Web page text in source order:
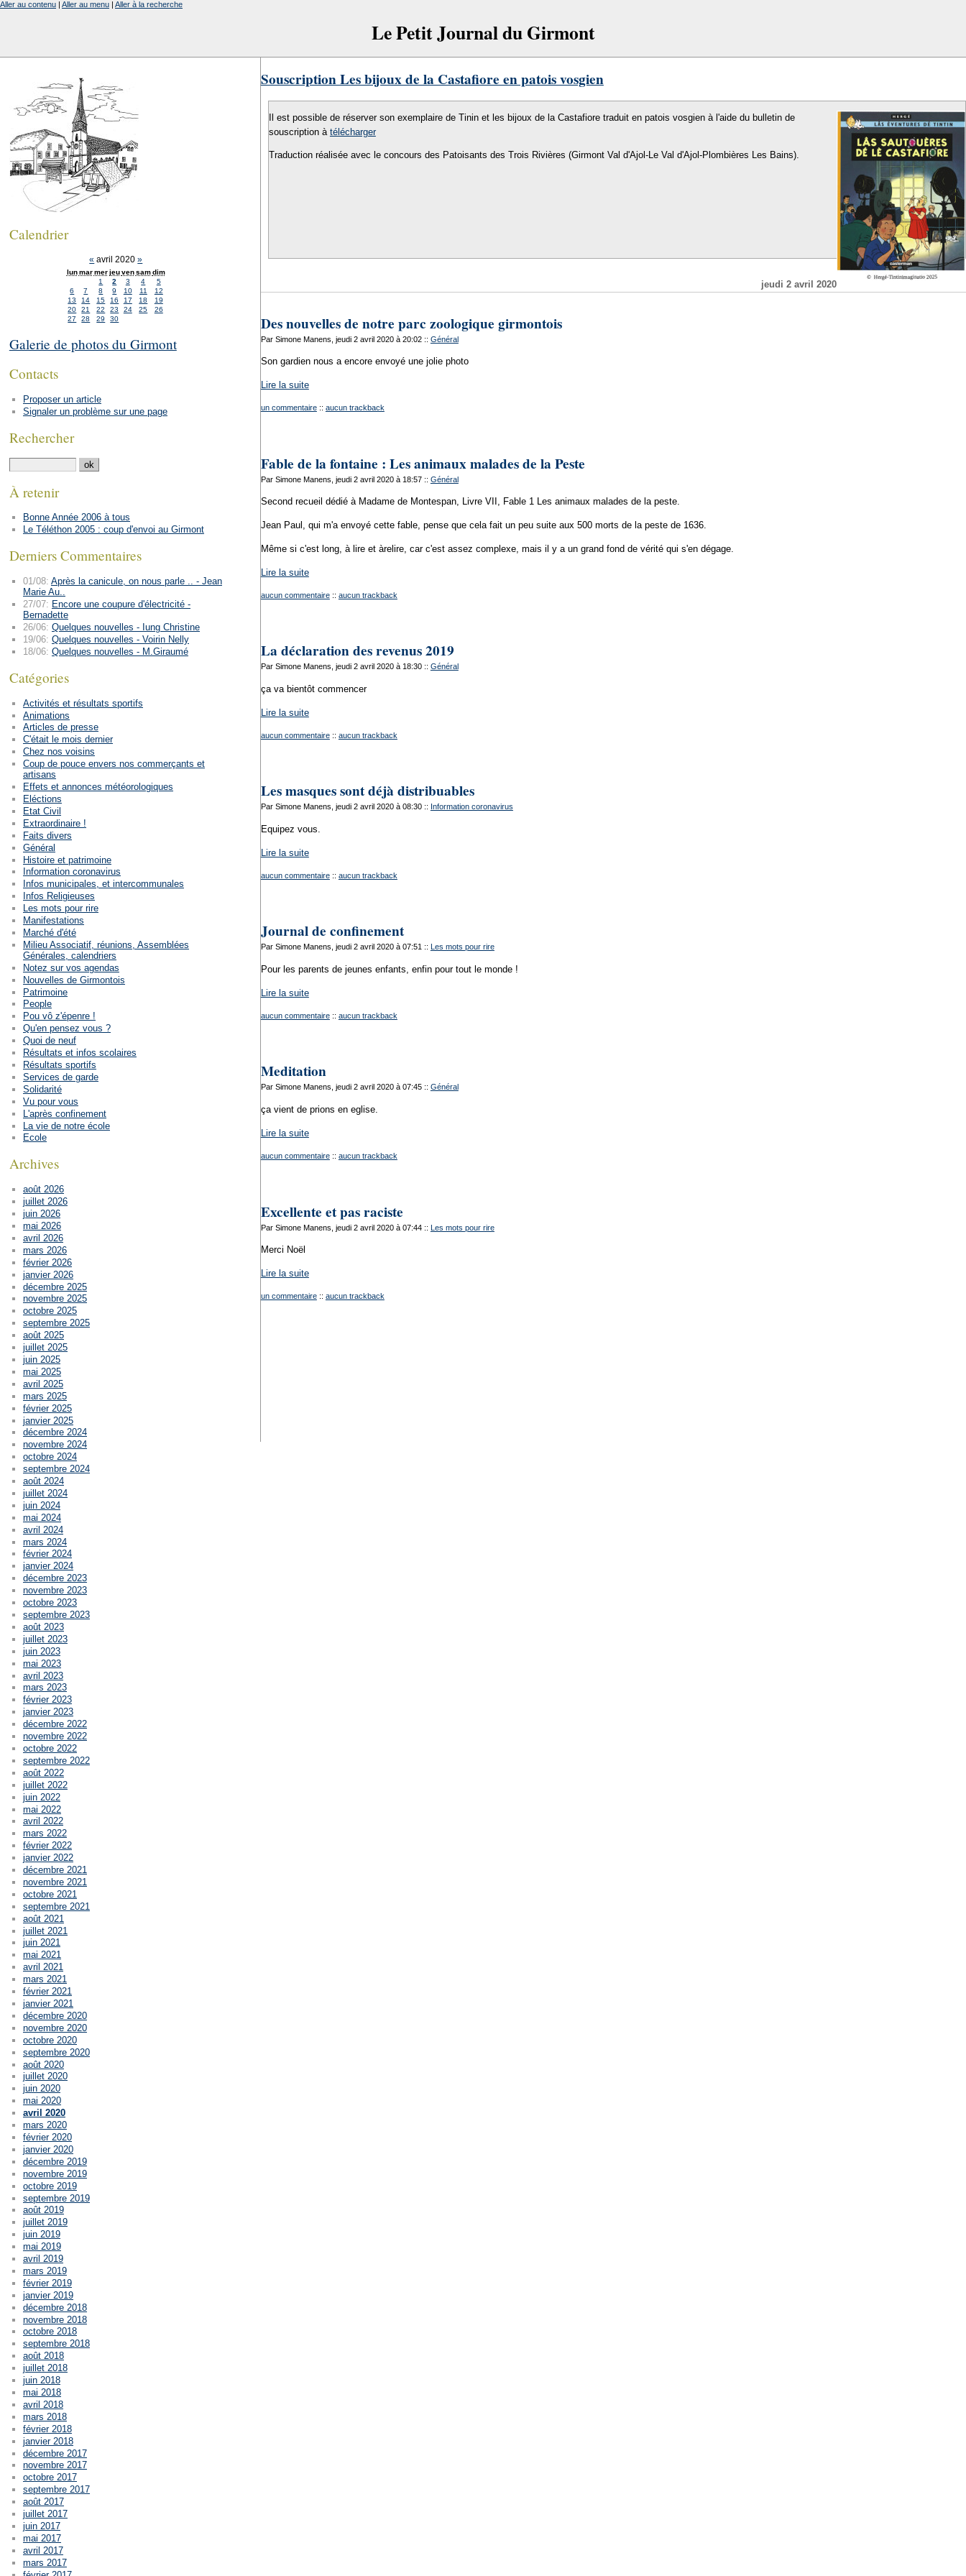
Le Petit Journal du Girmont
Aller au contenu | Aller au menu | Aller à la recherche
Souscription Les bijoux de la Castafiore en patois vosgien
Il est possible de réserver son exemplaire de Tinin et les bijoux de la Castafiore traduit en patois vosgien à l'aide du bulletin de
souscription à télécharger
Traduction réalisée avec le concours des Patoisants des Trois Rivières (Girmont Val d'Ajol-Le Val d'Ajol-Plombières Les Bains).
jeudi 2 avril 2020
Des nouvelles de notre parc zoologique girmontois
Par Simone Manens, jeudi 2 avril 2020 à 20:02 :: Général
Son gardien nous a encore envoyé une jolie photo
Lire la suite
un commentaire :: aucun trackback
Fable de la fontaine : Les animaux malades de la Peste
Par Simone Manens, jeudi 2 avril 2020 à 18:57 :: Général
Second recueil dédié à Madame de Montespan, Livre VII, Fable 1 Les animaux malades de la peste.
Jean Paul, qui m'a envoyé cette fable, pense que cela fait un peu suite aux 500 morts de la peste de 1636.
Même si c'est long, à lire et àrelire, car c'est assez complexe, mais il y a un grand fond de vérité qui s'en dégage.
Lire la suite
aucun commentaire :: aucun trackback
La déclaration des revenus 2019
Par Simone Manens, jeudi 2 avril 2020 à 18:30 :: Général
ça va bientôt commencer
Lire la suite
aucun commentaire :: aucun trackback
Les masques sont déjà distribuables
Par Simone Manens, jeudi 2 avril 2020 à 08:30 :: Information coronavirus
Equipez vous.
Lire la suite
aucun commentaire :: aucun trackback
Journal de confinement
Par Simone Manens, jeudi 2 avril 2020 à 07:51 :: Les mots pour rire
Pour les parents de jeunes enfants, enfin pour tout le monde !
Lire la suite
aucun commentaire :: aucun trackback
Meditation
Par Simone Manens, jeudi 2 avril 2020 à 07:45 :: Général
ça vient de prions en eglise.
Lire la suite
aucun commentaire :: aucun trackback
Excellente et pas raciste
Par Simone Manens, jeudi 2 avril 2020 à 07:44 :: Les mots pour rire
Merci Noël
Lire la suite
un commentaire :: aucun trackback
Calendrier
« avril 2020»
lun mar mer jeu ven sam dim
1
2 3 4
5
6
7 8 9 10 11
12
13
14 15 16 17 18
19
20
21 22 23 24 25
26
27
28 29 30
Galerie de photos du Girmont
Contacts
Proposer un article
Signaler un problème sur une page
Rechercher
À retenir
Bonne Année 2006 à tous
Le Téléthon 2005 : coup d'envoi au Girmont
Derniers Commentaires
01/08: Après la canicule, on nous parle .. - Jean
Marie Au..
27/07: Encore une coupure d'électricité -
Bernadette
26/06: Quelques nouvelles - Iung Christine
19/06: Quelques nouvelles - Voirin Nelly
18/06: Quelques nouvelles - M.Giraumé
Catégories
Activités et résultats sportifs
Animations
Articles de presse
C'était le mois dernier
Chez nos voisins
Coup de pouce envers nos commerçants et
artisans
Effets et annonces météorologiques
Eléctions
Etat Civil
Extraordinaire !
Faits divers
Général
Histoire et patrimoine
Information coronavirus
Infos municipales, et intercommunales
Infos Religieuses
Les mots pour rire
Manifestations
Marché d'été
Milieu Associatif, réunions, Assemblées
Générales, calendriers
Notez sur vos agendas
Nouvelles de Girmontois
Patrimoine
People
Pou vô z'épenre !
Qu'en pensez vous ?
Quoi de neuf
Résultats et infos scolaires
Résultats sportifs
Services de garde
Solidarité
Vu pour vous
L'après confinement
La vie de notre école
Ecole
Archives
août 2026
juillet 2026
juin 2026
mai 2026
avril 2026
mars 2026
février 2026
janvier 2026
décembre 2025
novembre 2025
octobre 2025
septembre 2025
août 2025
juillet 2025
juin 2025
mai 2025
avril 2025
mars 2025
février 2025
janvier 2025
décembre 2024
novembre 2024
octobre 2024
septembre 2024
août 2024
juillet 2024
juin 2024
mai 2024
avril 2024
mars 2024
février 2024
janvier 2024
décembre 2023
novembre 2023
octobre 2023
septembre 2023
août 2023
juillet 2023
juin 2023
mai 2023
avril 2023
mars 2023
février 2023
janvier 2023
décembre 2022
novembre 2022
octobre 2022
septembre 2022
août 2022
juillet 2022
juin 2022
mai 2022
avril 2022
mars 2022
février 2022
janvier 2022
décembre 2021
novembre 2021
octobre 2021
septembre 2021
août 2021
juillet 2021
juin 2021
mai 2021
avril 2021
mars 2021
février 2021
janvier 2021
décembre 2020
novembre 2020
octobre 2020
septembre 2020
août 2020
juillet 2020
juin 2020
mai 2020
avril 2020
mars 2020
février 2020
janvier 2020
décembre 2019
novembre 2019
octobre 2019
septembre 2019
août 2019
juillet 2019
juin 2019
mai 2019
avril 2019
mars 2019
février 2019
janvier 2019
décembre 2018
novembre 2018
octobre 2018
septembre 2018
août 2018
juillet 2018
juin 2018
mai 2018
avril 2018
mars 2018
février 2018
janvier 2018
décembre 2017
novembre 2017
octobre 2017
septembre 2017
août 2017
juillet 2017
juin 2017
mai 2017
avril 2017
mars 2017